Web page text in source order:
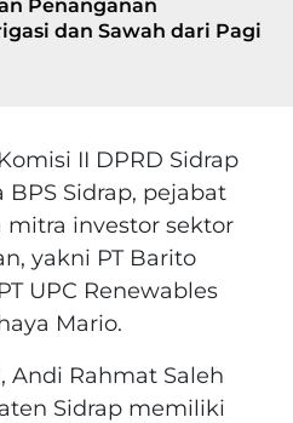
Penanganan
dan Sawah dari Pagi
II DPRD Sidrap
BPS Sidrap, pejabat
mitra investor sektor
yakni PT Barito
UPC Renewables
Mario.
Andi Rahmat Saleh
Sidrap memiliki